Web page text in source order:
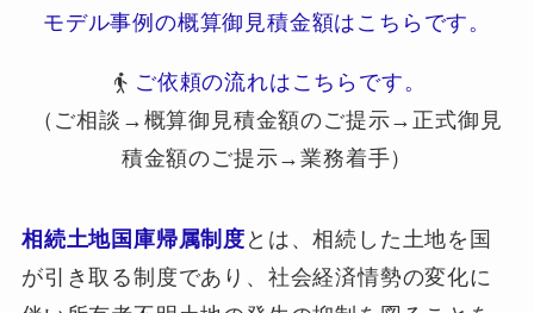
モデル事例の概算御見積金額はこちらです。
ご依頼の流れはこちらです。
（ご相談→概算御見積金額のご提示→正式御見
積金額のご提示→業務着手）
相続土地国庫帰属制度 とは、相続した土地を国
が引き取る制度であり、社会経済情勢の変化に